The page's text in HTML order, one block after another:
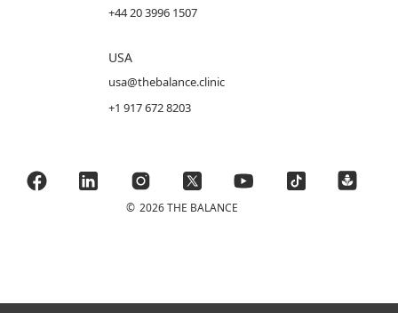
+44 20 3996 1507
USA
usa@thebalance.clinic
+1 917 672 8203
© 2026 THE BALANCE